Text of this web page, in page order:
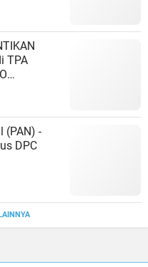
TPA
(PAN) -
DPC